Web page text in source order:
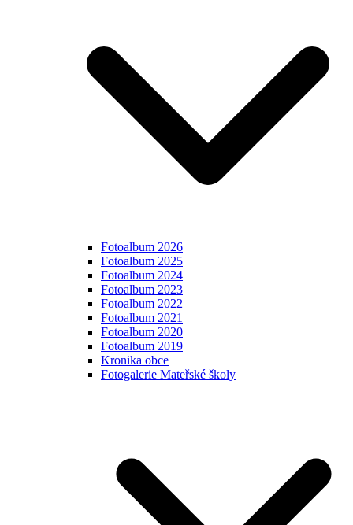
Fotoalbum 2026
Fotoalbum 2025
Fotoalbum 2024
Fotoalbum 2023
Fotoalbum 2022
Fotoalbum 2021
Fotoalbum 2020
Fotoalbum 2019
Kronika obce
Fotogalerie Mateřské školy